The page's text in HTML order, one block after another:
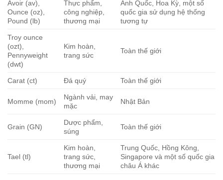
Avoir (av),
Ounce (oz),
Pound (lb)
Thực phẩm,
công nghiệp,
thương mại
Anh Quốc, Hoa Kỳ, một số
quốc gia sử dụng hệ thống
tương tự
Troy ounce
(ozt),
Pennyweight
(dwt)
Kim hoàn,
trang sức
Toàn thế giới
Carat (ct) Đá quý Toàn thế giới
Momme (mom)
Ngành vải, may
mặc
Nhật Bản
Grain (GN)
Dược phẩm,
súng
Toàn thế giới
Tael (tl)
Kim hoàn,
trang sức,
thương mại
Trung Quốc, Hồng Kông,
Singapore và một số quốc gia
châu Á khác